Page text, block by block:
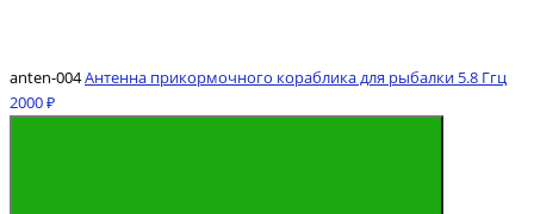
anten-004Антенна прикормочного кораблика для рыбалки 5.8 Ггц
2000 ₽